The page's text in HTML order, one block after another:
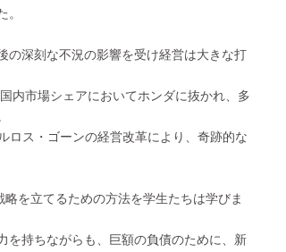
の深刻な不況の影響を受け経営は大きな打
内市場シェアにおいてホンダに抜かれ、多
ロス・ゴーンの経営改革により、奇跡的な
を立てるための方法を学生たちは学びま
を持ちながらも、巨額の負債のために、新